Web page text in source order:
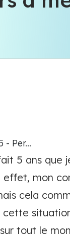
- Per...
5 ans que
effet, mon
cela
cette
tout le